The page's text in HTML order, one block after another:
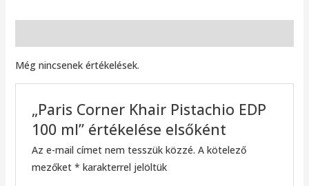
Még nincsenek értékelések.
„Paris Corner Khair Pistachio EDP
100 ml” értékelése elsőként
Az e-mail címet nem tesszük közzé. A kötelező
mezőket * karakterrel jelöltük